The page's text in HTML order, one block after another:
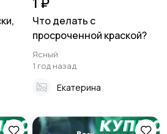
Что делать с
просроченной краской?
Ясный
1 год назад
Екатерина